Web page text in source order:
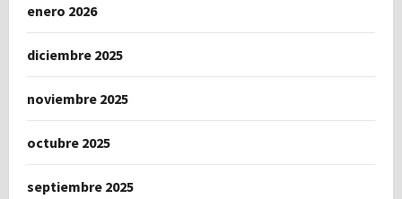
enero 2026
diciembre 2025
noviembre 2025
octubre 2025
septiembre 2025